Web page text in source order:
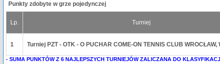
Punkty zdobyte w grze pojedynczej
Lp. Turniej
1 Turniej PZT - OTK - O PUCHAR COME-ON TENNIS CLUB WROCŁAW,
- SUMA PUNKTÓW Z 6 NAJLEPSZYCH TURNIEJÓW ZALICZANA DO